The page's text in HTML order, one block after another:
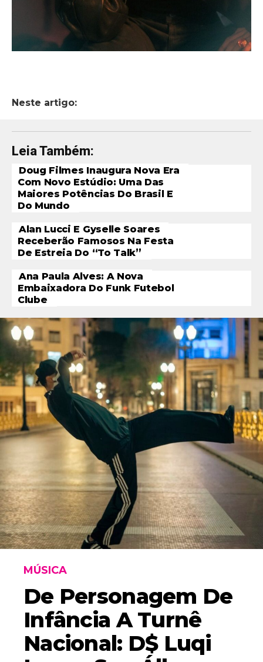
Neste artigo:
Leia Também:
Doug Filmes Inaugura Nova Era
Com Novo Estúdio: Uma Das
Maiores Potências Do Brasil E
Do Mundo
Alan Lucci E Gyselle Soares
Receberão Famosos Na Festa
De Estreia Do “To Talk”
Ana Paula Alves: A Nova
Embaixadora Do Funk Futebol
Clube
MÚSICA
De Personagem De
Infância A Turnê
Nacional: D$ Luqi